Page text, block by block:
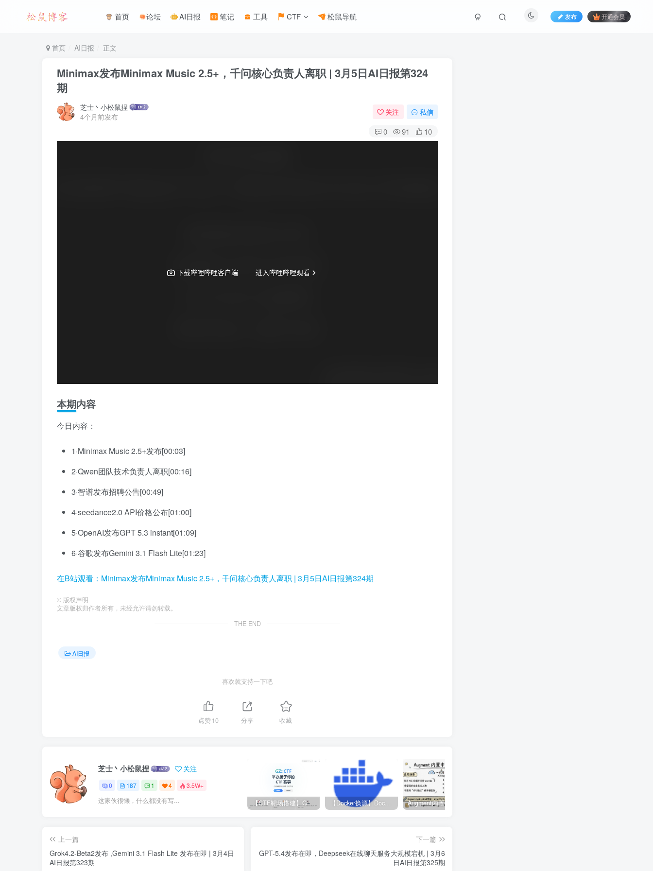
首页 论坛 AI日报 笔记 工具 CTF 松鼠导航 发布 开通会员
首页 AI日报 正文
Minimax发布Minimax Music 2.5+，千问核心负责人离职 | 3月5日AI日报第324
期
芝士丶小松鼠捏
4个月前发布
关注 私信
0 91 10
本期内容
今日内容：
1·Minimax Music 2.5+发布[00:03]
2·Qwen团队技术负责人离职[00:16]
3·智谱发布招聘公告[00:49]
4·seedance2.0 API价格公布[01:00]
5·OpenAI发布GPT 5.3 instant[01:09]
6·谷歌发布Gemini 3.1 Flash Lite[01:23]
在B站观看：Minimax发布Minimax Music 2.5+，千问核心负责人离职 | 3月5日AI日报第324期
© 版权声明
文章版权归作者所有，未经允许请勿转载。
THE END
AI日报
喜欢就支持一下吧
点赞10 分享 收藏
芝士丶小松鼠捏 关注
0 187 1 4 3.5W+
这家伙很懒，什么都没有写... 【CTF靶场搭建】GZ-CTF平台
上一篇
Grok4.2-Beta2发布 ,Gemini 3.1 Flash Lite 发布在即 | 3月4日
AI日报第323期
下一篇
GPT-5.4发布在即，Deepseek在线聊天服务大规模宕机 | 3月6
日AI日报第325期